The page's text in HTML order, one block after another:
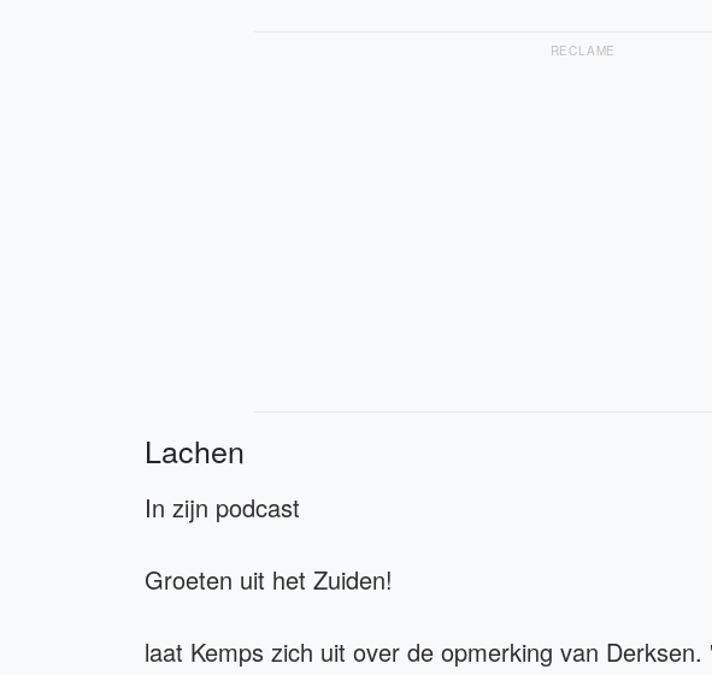
RECLAME
Lachen
In zijn podcast
Groeten uit het Zuiden!
laat Kemps zich uit over de opmerking van